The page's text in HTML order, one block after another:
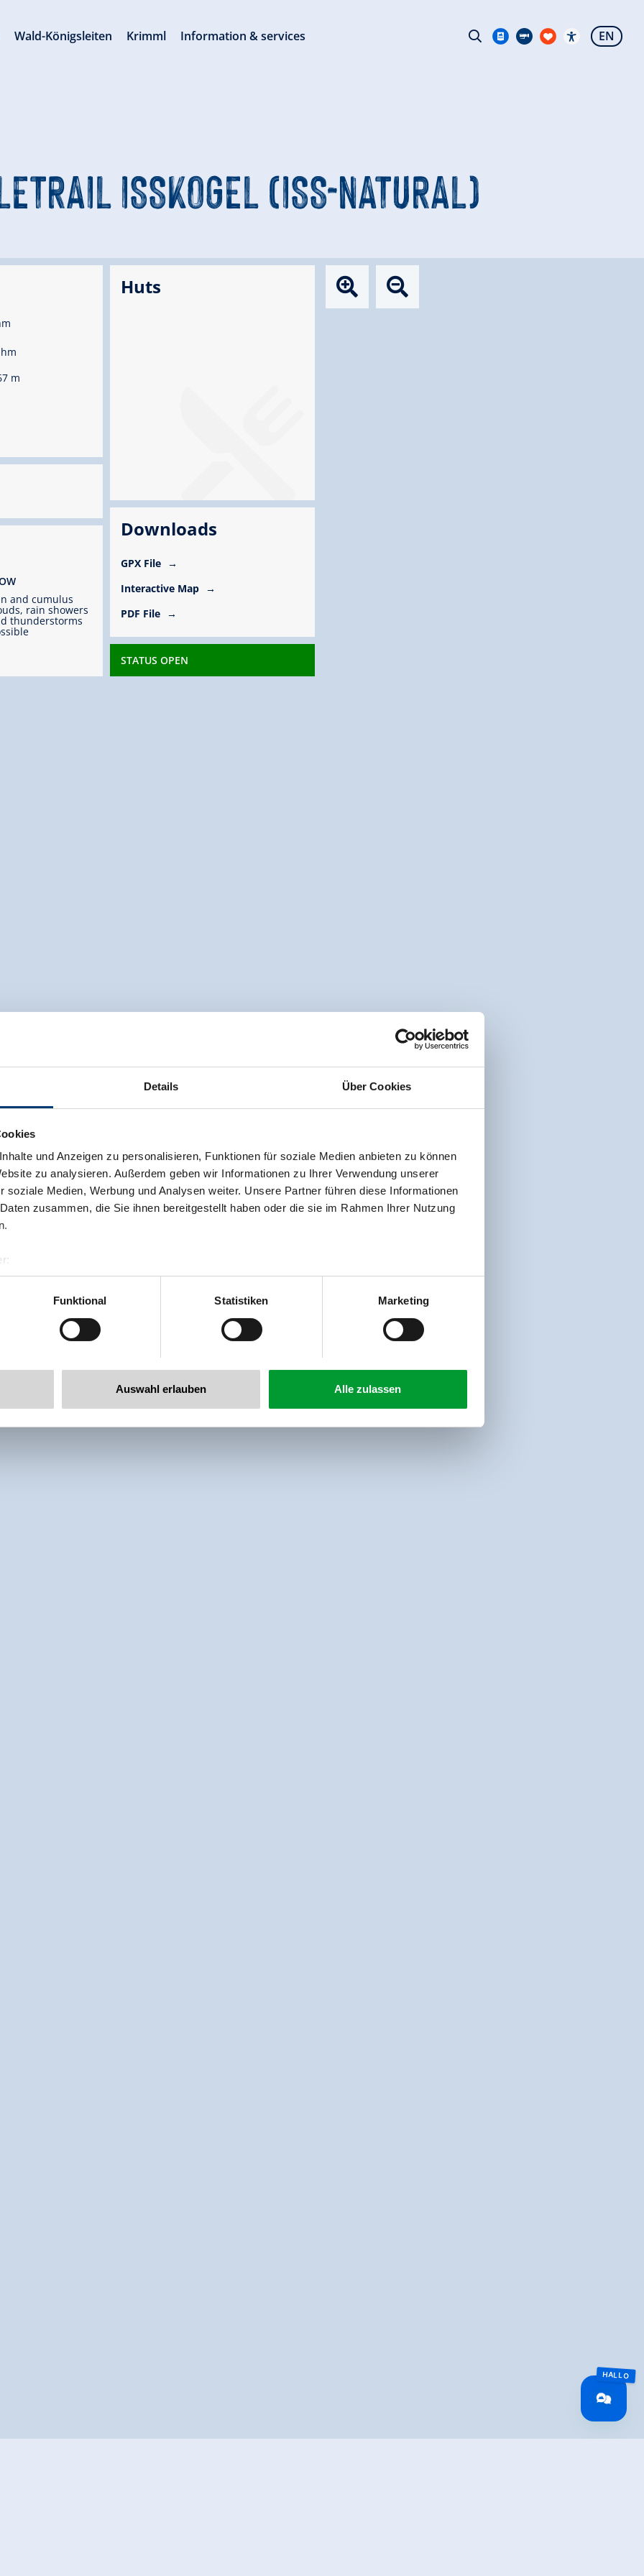
Details Über Cookies
und Anzeigen zu personalisieren, Funktionen für soziale Medien anbieten zu können
zu analysieren. Außerdem geben wir Informationen zu Ihrer Verwendung unserer
soziale Medien, Werbung und Analysen weiter. Unsere Partner führen diese Informationen
zusammen, die Sie ihnen bereitgestellt haben oder die sie im Rahmen Ihrer Nutzung
& Co KG
Funktional Statistiken Marketing
Auswahl erlauben Alle zulassen
ISSKOGEL (ISS-NATURAL)
m
and cumulus
rain showers
thunderstorms
Huts
Downloads
GPX File
Interactive Map
PDF File
STATUS OPEN
Wald-Königsleiten Krimml Information & services EN